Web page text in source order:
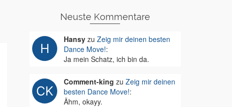
Neuste Kommentare
Hansyzu Zeig mir deinen besten
Dance Move!:
Ja mein Schatz, ich bin da.
Comment-king zu Zeig mir deinen
besten Dance Move!:
Ähm, okayy.